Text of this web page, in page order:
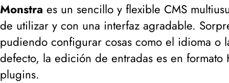
Monstra es un sencillo y flexible CMS
de utilizar y con una interfaz agradable.
pudiendo configurar cosas como el idioma o
defecto, la edición de entradas es en
plugins.